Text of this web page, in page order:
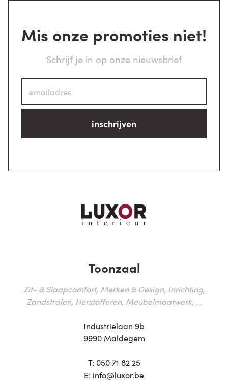
Mis onze promoties niet!
Schrijf je in op onze nieuwsbrief
inschrijven
Toonzaal
Zit- & Slaapcomfort, Merken & Design, Inrichting,
Zandstralen, Herstofferen, Meubelmaatwerk, ...
Industrielaan 9b
9990 Maldegem
T: 050 71 82 25
E: info@luxor.be